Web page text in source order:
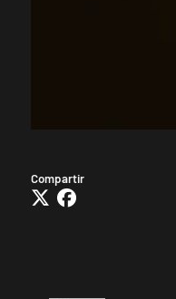
Compartir